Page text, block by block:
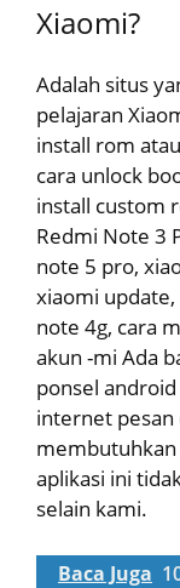
Xiaomi?
Adalah situs
pelajaran
install rom
cara unlock
install custom
Redmi Note 3
note 5 pro,
xiaomi
note 4g, cara
akun -mi Ada
ponsel
internet pesan
membutuhkan
aplikasi ini
selain kami.
Baca Juga